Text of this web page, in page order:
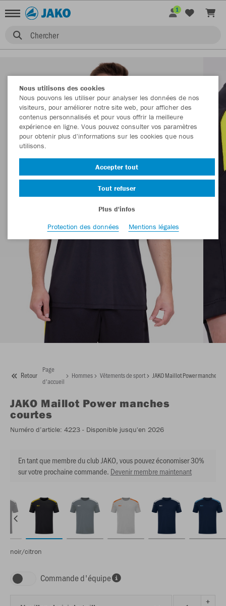
Chercher
1
Retour
Page
d'accueil
Hommes Vêtements de sport JAKO Maillot Power manches
JAKO Maillot Power manches
courtes
Numéro d’article: 4223 - Disponible jusqu'en 2026
En tant que membre du club JAKO, vous pouvez économiser 30%
sur votre prochaine commande. Devenir membre maintenant
noir/citron
Commande d'équipe
+
Nous utilisons des cookies
Nous pouvons les utiliser pour analyser les données de nos
visiteurs, pour améliorer notre site web, pour afficher des
contenus personnalisés et pour vous offrir la meilleure
expérience en ligne. Vous pouvez consulter vos paramètres
pour obtenir plus d'informations sur les cookies que nous
utilisons.
Accepter tout
Tout refuser
Plus d'infos
Protection des données
Mentions légales